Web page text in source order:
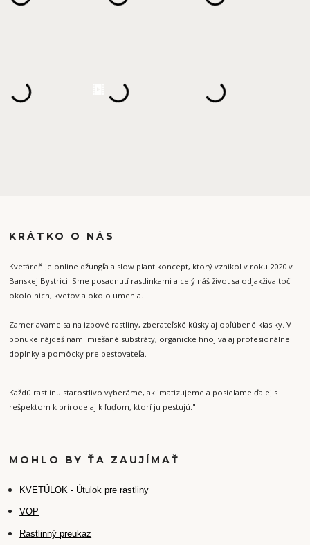
KRÁTKO O NÁS
Kvetáreň je online džungľa a slow plant koncept, ktorý vznikol v roku 2020 v
Banskej Bystrici. Sme posadnutí rastlinkami a celý náš život sa odjakživa točil
okolo nich, kvetov a okolo umenia.
Zameriavame sa na izbové rastliny, zberateľské kúsky aj obľúbené klasiky. V
ponuke nájdeš nami miešané substráty, organické hnojivá aj profesionálne
doplnky a pomôcky pre pestovateľa.
Každú rastlinu starostlivo vyberáme, aklimatizujeme a posielame ďalej s
rešpektom k prírode aj k ľuďom, ktorí ju pestujú."
MOHLO BY ŤA ZAUJÍMAŤ
KVETÚLOK - Útulok pre rastliny
VOP
Rastlinný preukaz